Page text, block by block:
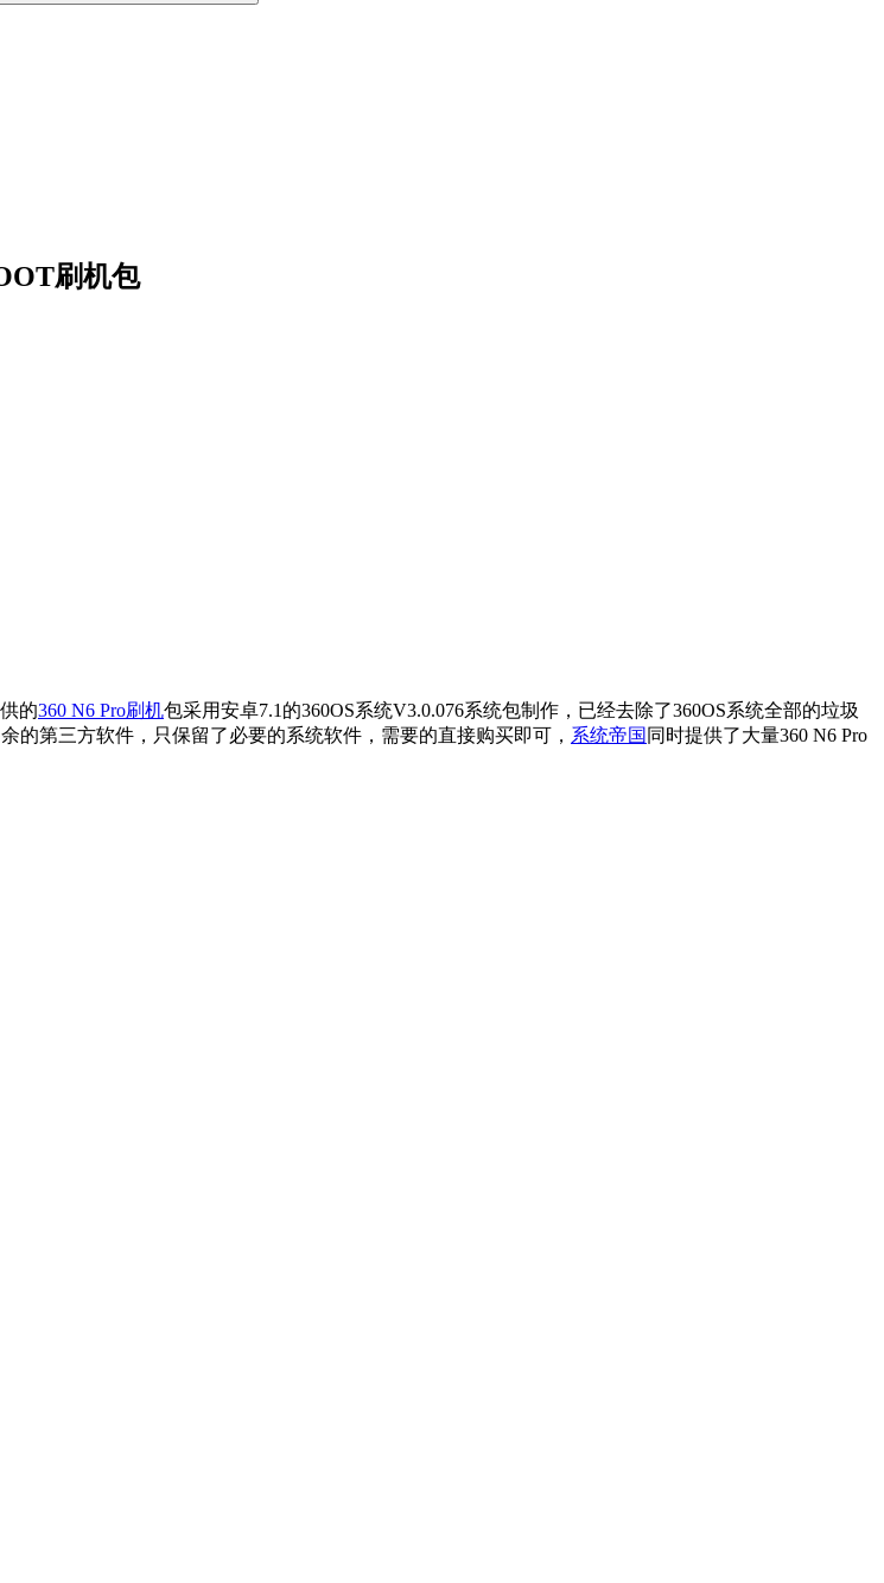
刷机包
的360 N6 Pro刷机包采用安卓7.1的360OS系统V3.0.076系统包制作，已经去除了360OS系统全部的垃圾
的第三方软件，只保留了必要的系统软件，需要的直接购买即可， 系统帝国 同时提供了大量360 N6 Pro